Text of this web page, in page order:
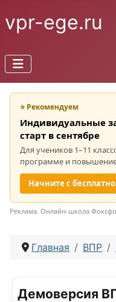
vpr-ege.ru
⭐ Рекомендуем
Индивидуальные
старт в сентябре
Для учеников 1–11
программе и
Начните с
Реклама. Онлайн-школа
Главная ВПР
Демоверсия